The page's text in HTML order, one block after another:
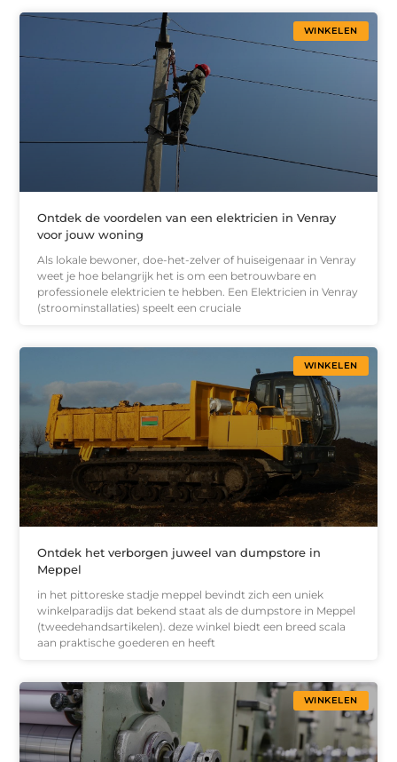
WINKELEN
Ontdek de voordelen van een elektricien in Venray
voor jouw woning
Als lokale bewoner, doe-het-zelver of huiseigenaar in Venray
weet je hoe belangrijk het is om een betrouwbare en
professionele elektricien te hebben. Een Elektricien in Venray
(stroominstallaties) speelt een cruciale
WINKELEN
Ontdek het verborgen juweel van dumpstore in
Meppel
in het pittoreske stadje meppel bevindt zich een uniek
winkelparadijs dat bekend staat als de dumpstore in Meppel
(tweedehandsartikelen). deze winkel biedt een breed scala
aan praktische goederen en heeft
WINKELEN